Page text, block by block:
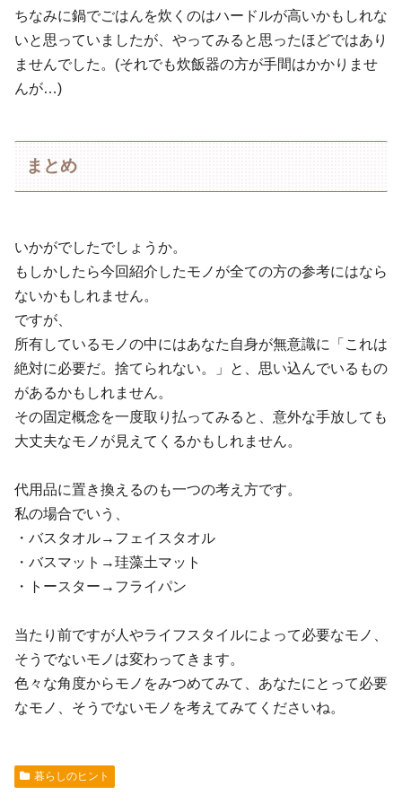
ちなみに鍋でごはんを炊くのはハードルが高いかもしれな
いと思っていましたが、やってみると思ったほどではあり
ませんでした。(それでも炊飯器の方が手間はかかりませ
んが…)
まとめ
いかがでしたでしょうか。
もしかしたら今回紹介したモノが全ての方の参考にはなら
ないかもしれません。
ですが、
所有しているモノの中にはあなた自身が無意識に「これは
絶対に必要だ。捨てられない。」と、思い込んでいるもの
があるかもしれません。
その固定概念を一度取り払ってみると、意外な手放しても
大丈夫なモノが見えてくるかもしれません。
代用品に置き換えるのも一つの考え方です。
私の場合でいう、
・バスタオル→フェイスタオル
・バスマット→珪藻土マット
・トースター→フライパン
当たり前ですが人やライフスタイルによって必要なモノ、
そうでないモノは変わってきます。
色々な角度からモノをみつめてみて、あなたにとって必要
なモノ、そうでないモノを考えてみてくださいね。
暮らしのヒント